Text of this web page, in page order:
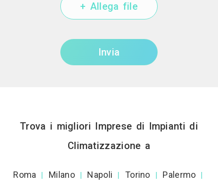
+ Allega file
Invia
Trova i migliori Imprese di Impianti di
Climatizzazione a
Roma | Milano | Napoli | Torino | Palermo |